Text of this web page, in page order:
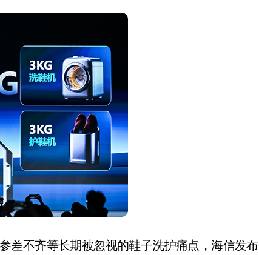
SP，情怀拉满
能“以盘换数”了？
坑+种草
Bose却学不会？一文讲透
教程，有手就会！
台，技术创新驱动多品类增长
差不齐等长期被忽视的鞋子洗护痛点，海信发布